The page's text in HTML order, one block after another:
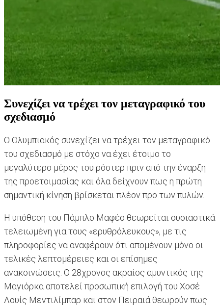
Συνεχίζει να τρέχει τον μεταγραφικό του
σχεδιασμό
Ο Ολυμπιακός συνεχίζει να τρέχει τον μεταγραφικό
του σχεδιασμό με στόχο να έχει έτοιμο το
μεγαλύτερο μέρος του ρόστερ πριν από την έναρξη
της προετοιμασίας και όλα δείχνουν πως η πρώτη
σημαντική κίνηση βρίσκεται πλέον προ των πυλών.
Η υπόθεση του Πάμπλο Μαφέο θεωρείται ουσιαστικά
τελειωμένη για τους «ερυθρόλευκους», με τις
πληροφορίες να αναφέρουν ότι απομένουν μόνο οι
τελικές λεπτομέρειες και οι επίσημες
ανακοινώσεις. Ο 28χρονος ακραίος αμυντικός της
Μαγιόρκα αποτελεί προσωπική επιλογή του Χοσέ
Λουίς Μεντιλίμπαρ και στον Πειραιά θεωρούν πως